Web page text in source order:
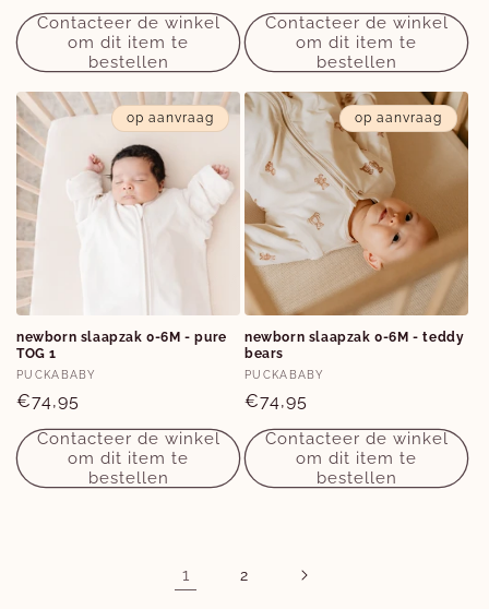
prijs
Contacteer de winkel
om dit item te
bestellen
prijs
Contacteer de winkel
om dit item te
bestellen
op aanvraag
newborn slaapzak 0-6M - pure
TOG 1
Verkoper:
PUCKABABY
Normale
prijs
€74,95
Contacteer de winkel
om dit item te
bestellen
op aanvraag
newborn slaapzak 0-6M - teddy
bears
Verkoper:
PUCKABABY
Normale
prijs
€74,95
Contacteer de winkel
om dit item te
bestellen
1 2